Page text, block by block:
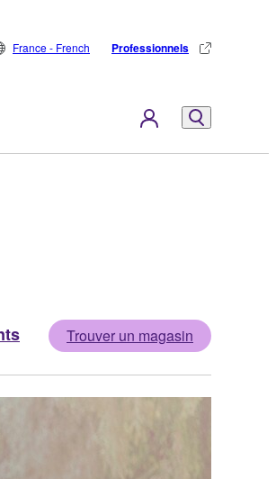
France - French Professionnels
Trouver un magasin